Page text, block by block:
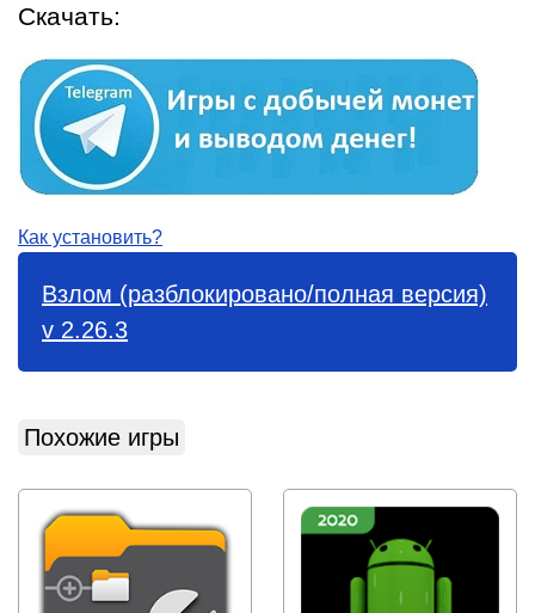
Скачать:
Как установить?
Взлом (разблокировано/полная версия)
v 2.26.3
Похожие игры